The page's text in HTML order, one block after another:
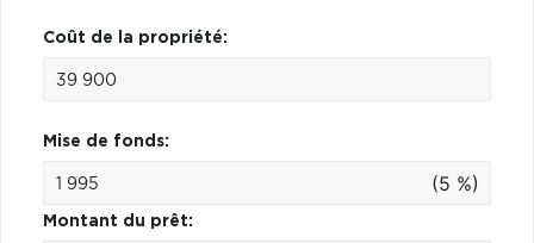
Coût de la propriété:
Mise de fonds:
(5 %)
Montant du prêt: